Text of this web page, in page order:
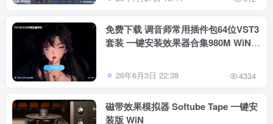
免费下载 调音师常用插件包64位VST3
套装 一键安装效果器合集980M WiN
26年6月3日 22:38 4334
磁带效果模拟器 Softube Tape 一键安
装版 WiN